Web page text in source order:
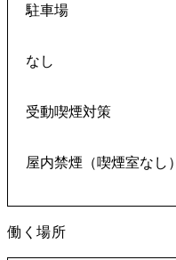
駐車場
なし
受動喫煙対策
屋内禁煙（喫煙室なし）
働く場所